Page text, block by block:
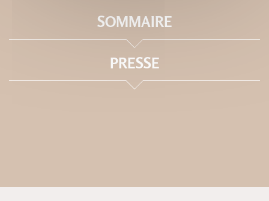
SOMMAIRE
PRESSE